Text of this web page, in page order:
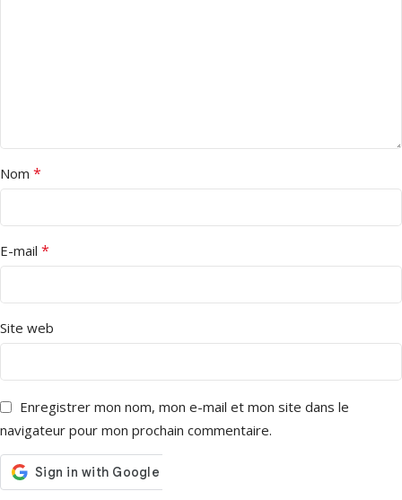
Nom *
E-mail *
Site web
Enregistrer mon nom, mon e-mail et mon site dans le
navigateur pour mon prochain commentaire.